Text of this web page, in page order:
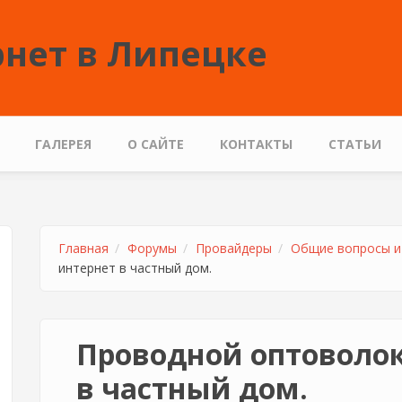
в Липецке
ГАЛЕРЕЯ О САЙТЕ КОНТАКТЫ СТАТЬИ
Главная Форумы Провайдеры
Общие вопросы и
интернет в частный дом.
Проводной
в частный дом.